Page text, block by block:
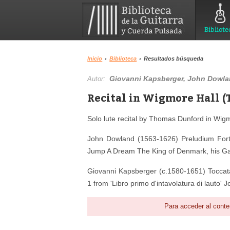
Inicio › Biblioteca › Resultados búsqueda
Autor:Giovanni Kapsberger, John
Recital in Wigmore Hall
Solo lute recital by Thomas Dunford in
John Dowland (1563-1626) Preludium
Jump A Dream The King of Denmark, his
Giovanni Kapsberger (c.1580-1651)
1 from 'Libro primo d'intavolatura di lauto'
Para acceder al